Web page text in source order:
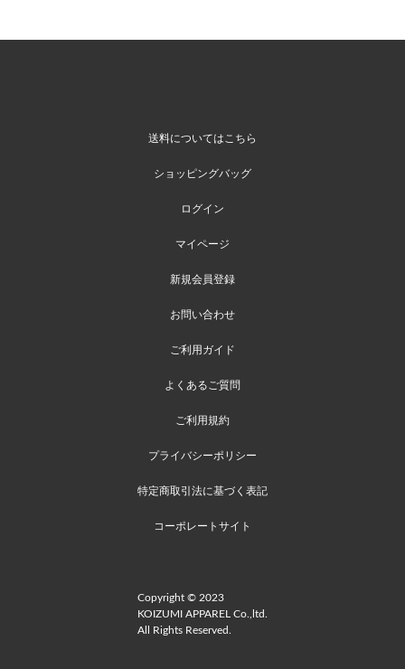
送料についてはこちら
ショッピングバッグ
ログイン
マイページ
新規会員登録
お問い合わせ
ご利用ガイド
よくあるご質問
ご利用規約
プライバシーポリシー
特定商取引法に基づく表記
コーポレートサイト
Copyright © 2023
KOIZUMI APPAREL Co.,ltd.
All Rights Reserved.